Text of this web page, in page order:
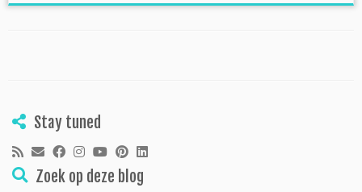
Stay tuned
Zoek op deze blog